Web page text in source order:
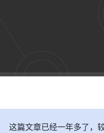
这篇文章已经一年多了，